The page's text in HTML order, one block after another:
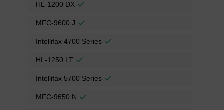
HL-1200 DX
MFC-9600 J
Intellifax 4700 Series
HL-1250 LT
Intellifax 5700 Series
MFC-9650 N